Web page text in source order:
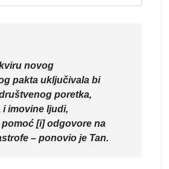
novog
pakta uključivala bi
poretka,
i imovine ljudi,
[i] odgovore na
– ponovio je Tan.